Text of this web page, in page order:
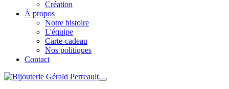
Création
À propos
Notre histoire
L'équipe
Carte-cadeau
Nos politiques
Contact